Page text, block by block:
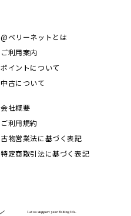
@ベリーネットとは
ご利用案内
ポイントについて
中古について
会社概要
ご利用規約
古物営業法に基づく表記
特定商取引法に基づく表記